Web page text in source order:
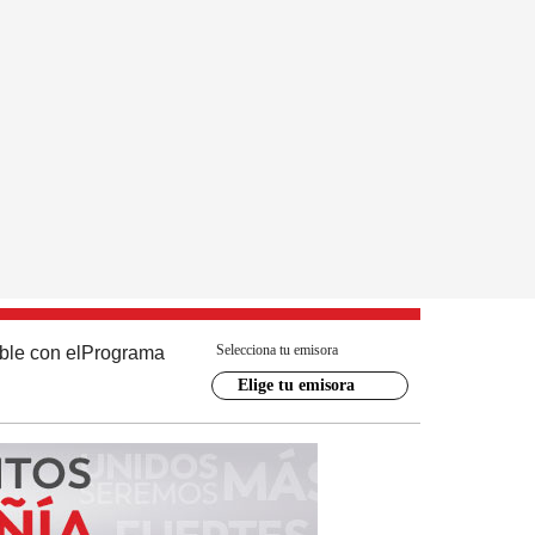
con el Programa Selecciona tu emisora
Elige tu emisora